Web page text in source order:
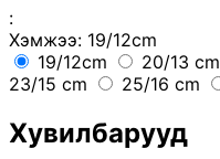
:
Хэмжээ: 19/12cm
19/12cm
20/13 cm
23/15 cm
25/16 cm
Хувилбарууд